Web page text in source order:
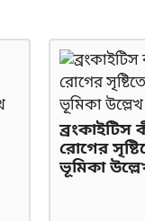
ব্রংকাইটিস
রোগের
ভূমিকা